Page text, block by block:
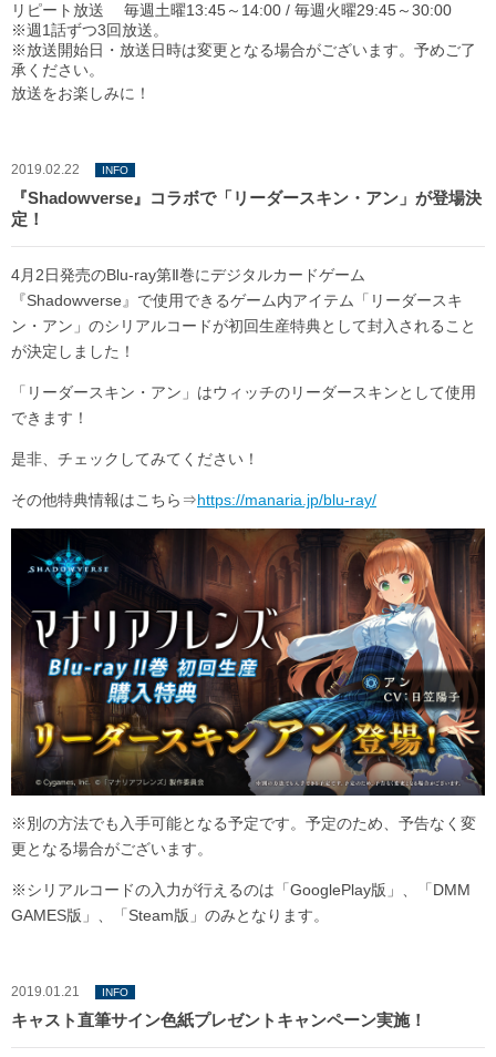
リピート放送 毎週土曜13:45～14:00 / 毎週火曜29:45～30:00
※週1話ずつ3回放送。
※放送開始日・放送日時は変更となる場合がございます。予めご了
承ください。
放送をお楽しみに！
2019.02.22 INFO
『Shadowverse』コラボで「リーダースキン・アン」が登場決
定！
4月2日発売のBlu-ray第Ⅱ巻にデジタルカードゲーム
『Shadowverse』で使用できるゲーム内アイテム「リーダースキ
ン・アン」のシリアルコードが初回生産特典として封入されること
が決定しました！
「リーダースキン・アン」はウィッチのリーダースキンとして使用
できます！
是非、チェックしてみてください！
その他特典情報はこちら⇒https://manaria.jp/blu-ray/
※別の方法でも入手可能となる予定です。予定のため、予告なく変
更となる場合がございます。
※シリアルコードの入力が行えるのは「GooglePlay版」、「DMM
GAMES版」、「Steam版」のみとなります。
2019.01.21 INFO
キャスト直筆サイン色紙プレゼントキャンペーン実施！